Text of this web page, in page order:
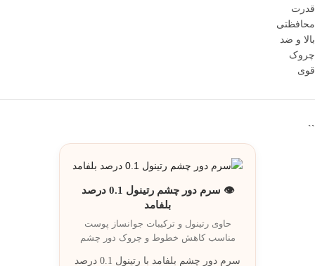
``
👁️ سرم دور چشم رتینول 0.1 درصد
بلفامد
حاوی رتینول و ترکيبات جوانساز پوست
مناسب کاهش خطوط و چروک دور چشم
سرم دور چشم بلفامد با رتینول 0.1 درصد